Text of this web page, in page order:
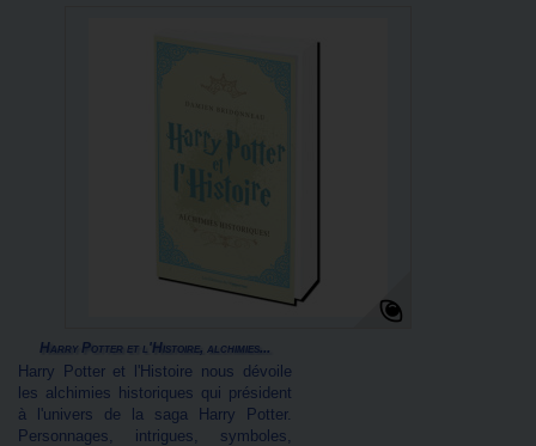
Harry Potter et l'Histoire, alchimies...
Harry Potter et l'Histoire nous dévoile
les alchimies historiques qui président
à l'univers de la saga Harry Potter.
Personnages, intrigues, symboles,